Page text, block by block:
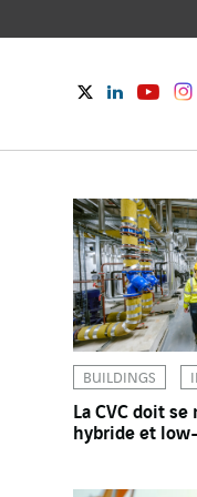
TwitterLinkedIn
BUILDINGS
La CVC doit
hybride et